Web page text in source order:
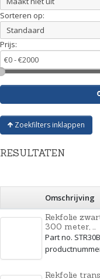
Sorteren op:
Prijs:
Zoekfilters inklappen
RESULTATEN
Omschrijving
Rekfolie
300 meter, ...
Part no.
Rekfolie